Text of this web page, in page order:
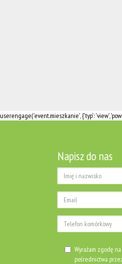
userengage('event.mieszkanie', {'typ': 'view',
Napisz do nas
Wyrażam zgodę
pośrednictwa